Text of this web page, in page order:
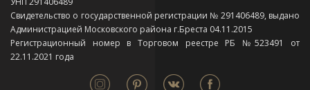
Свидетельство о государственной регистрации № 291406489, выдано
Администрацией Московского района г.Бреста 04.11.2015
Регистрационный номер в Торговом реестре РБ №523491 от
22.11.2021 года